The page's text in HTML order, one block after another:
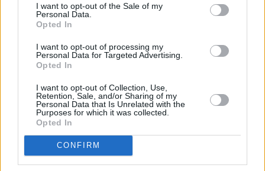
I want to opt-out of the Sale of my
Personal Data.
Opted In
I want to opt-out of processing my
Personal Data for Targeted Advertising.
Opted In
I want to opt-out of Collection, Use,
Retention, Sale, and/or Sharing of my
Personal Data that Is Unrelated with the
Purposes for which it was collected.
Opted In
CONFIRM
julkisilla Phuket Townista, josta kulkee songthaew klo 7–
17. Taksilla pääsee paikan päälle alkaen noin 400 bahtilla,